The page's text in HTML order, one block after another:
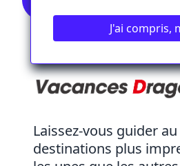
Laissez-vous guider
destinations plus
J'ai compris,